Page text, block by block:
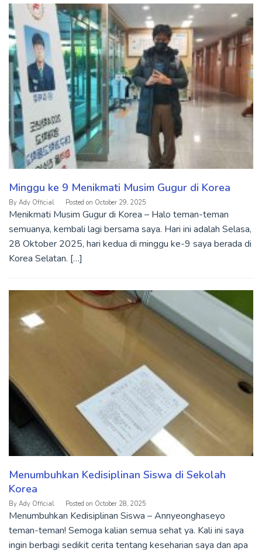
Minggu ke 9 Menikmati Musim Gugur di Korea
By Ady Official Posted on October 29, 2025
Menikmati Musim Gugur di Korea – Halo teman-teman
semuanya, kembali lagi bersama saya. Hari ini adalah Selasa,
28 Oktober 2025, hari kedua di minggu ke-9 saya berada di
Korea Selatan. […]
Menumbuhkan Kedisiplinan Siswa di Sekolah
Korea
By Ady Official Posted on October 28, 2025
Menumbuhkan Kedisiplinan Siswa – Annyeonghaseyo
teman-teman! Semoga kalian semua sehat ya. Kali ini saya
ingin berbagi sedikit cerita tentang keseharian saya dan apa